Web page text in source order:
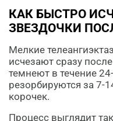
КАК БЫСТРО
ЗВЕЗДОЧКИ
Мелкие
исчезают сразу
темнеют в течение
резорбируются за 7-
корочек.
Процесс выглядит